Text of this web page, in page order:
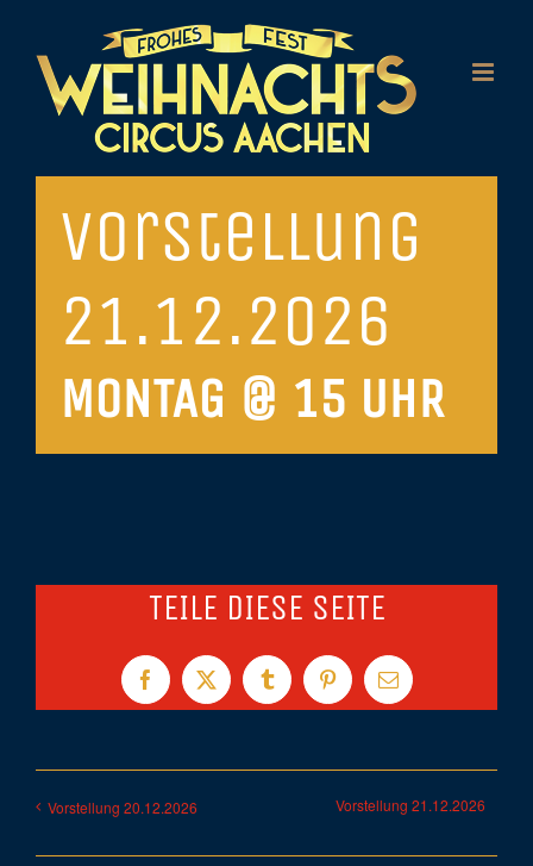
Inhalt
springen
Vorstellung
21.12.2026
MONTAG @ 15 UHR
TEILE DIESE SEITE
Facebook
X TumblrPinterest
E-
Mail
Vorstellung 20.12.2026 Vorstellung 21.12.2026